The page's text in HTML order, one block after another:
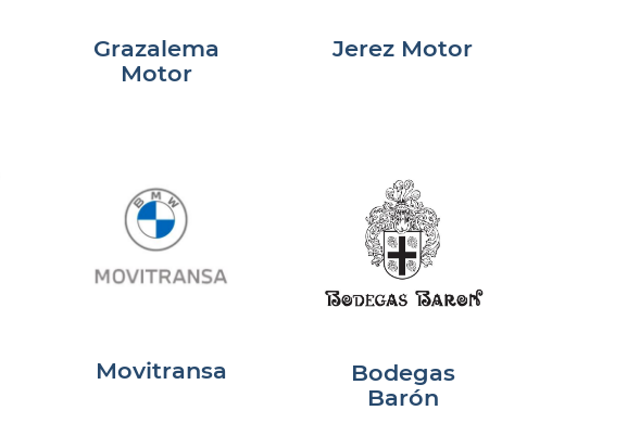
Grazalema
Motor
Jerez Motor
Movitransa
Bodegas
Barón